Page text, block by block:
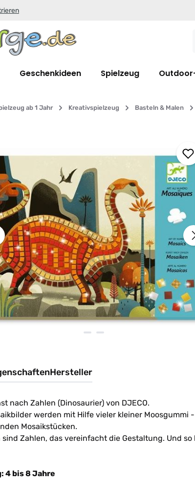
springen
Geschenkideen Spielzeug
ab 1 Jahr Kreativspielzeug Basteln & Malen
Hersteller
nach Zahlen (Dinosaurier) von DJECO.
werden mit Hilfe vieler kleiner
Mosaikstücken.
Zahlen, das vereinfacht die Gestaltung. Und
4 bis 8 Jahre